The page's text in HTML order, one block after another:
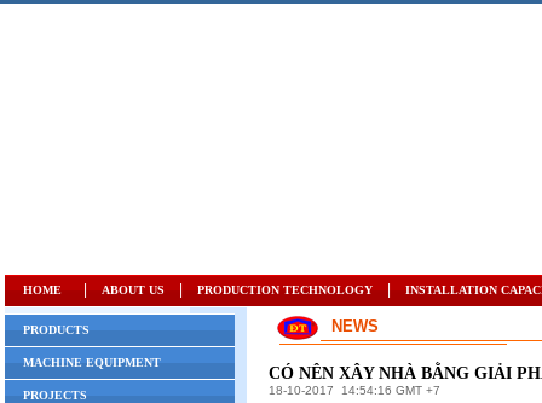
HOME ABOUT US PRODUCTION TECHNOLOGY INSTALLATION
PRODUCTS
MACHINE EQUIPMENT
PROJECTS
NEWS
CÓ NÊN XÂY NHÀ BẰNG GIẢI
18-10-2017 14:54:16 GMT +7